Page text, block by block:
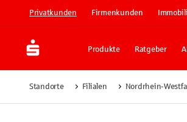
Privatkunden Firmenkunden
Produkte Ratgeber
Standorte Filialen Nordrhein-